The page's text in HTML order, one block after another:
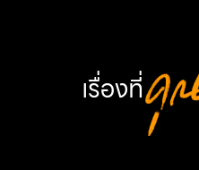
เรื่องที่คุณ